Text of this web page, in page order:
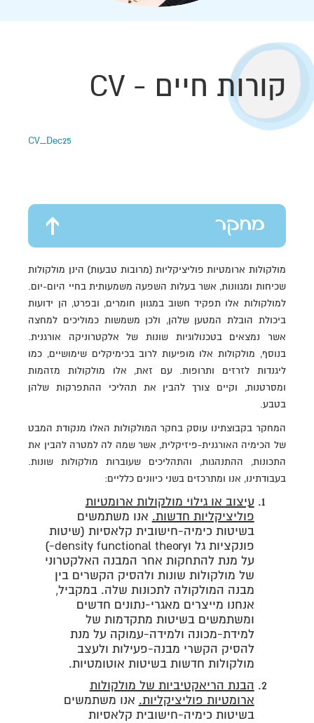
קורות חיים - CV
CV_Dec25
מחקר
מולקולות ארומטיות פוליציקליות (מרובות טבעות) הינן מולקולות
שכיחות ומגוונות, אשר בעלות השפעה משמעותית בחיי היום-יום.
למולקולות אלו תפקיד חשוב במגוון חומרים, ובפרט, הן ידועות
ביכולת הובלת המטען שלהן, ולכן משמשות כמוליכים למחצה
אשר נמצאים בטכנולוגיות שונות של אלקטרוניקה אורגנית.
בנוסף, מולקולות אלו מופיעות לרוב בכימיקלים שימושיים, כמו
ליגנדות לזרזים ותרופות. עם זאת, אלו מולקולות מזהמות
ומסרטנות, וקיים צורך להבין את תהליכי ההתפרקות שלהן
בטבע.
המחקר בקבוצתינו עוסק בחקר המולקולות האלו מנקודת המבט
של הכימיה האורגנית-פיזיקלית, אשר שמה לה למטרה להבין את
התכונות, ההתנהגות, והתהליכים שעוברות מולקולות שונות.
בעבודתינו, אנו ומתרכזים בשני כיוונים כלליים:
עיצוב או גילוי מולקולות ארומטיות
פוליציקליות חדשות. אנו משתמשים
בשיטות כימיה-חישובית קלאסיות (שיטות
פונקציות גל וdensity functional theory-)
על מנת להתחקות אחר המבנה האלקטרוני
של מולקולות שונות ולהסיק הקשרים בין
מבנה המולקולה לתכונות שלה. במקביל,
אנחנו מייצרים מאגרי-נתונים חדשים
ומשתמשים בשיטות מתקדמות של
למידת-מכונה ולמידה-עמוקה על מנת
להסיק הקשרי מבנה-פעילות ולעצב
מולקולות חדשות בשיטות אוטומטיות.
הבנת הריאקטיביות של מולקולות
ארומטיות פוליציקליות. אנו משתמשים
בשיטות כימיה-חישובית קלאסיות